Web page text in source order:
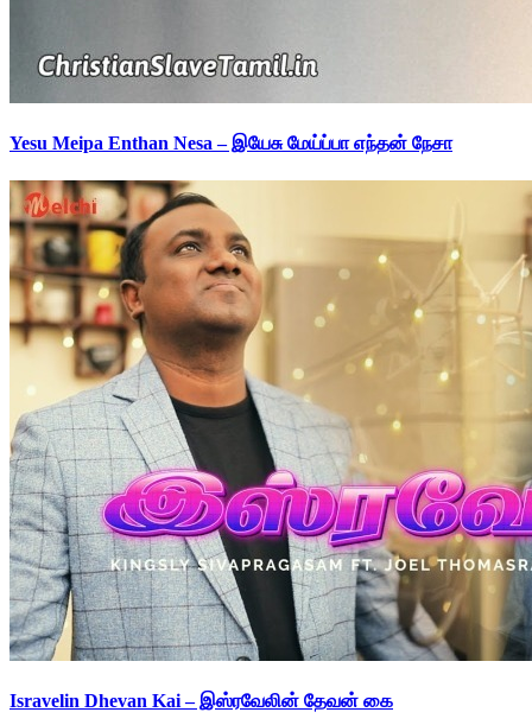
Yesu Meipa Enthan Nesa – இயேசு மேய்ப்பா எந்தன் நேசா
Isravelin Dhevan Kai – இஸ்ரவேலின் தேவன் கை